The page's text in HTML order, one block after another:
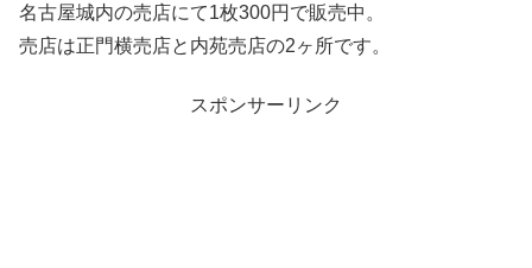
名古屋城内の売店にて1枚300円で販売中。
売店は正門横売店と内苑売店の2ヶ所です。
スポンサーリンク